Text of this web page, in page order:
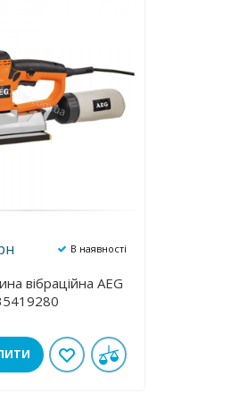
В наявності
вібраційна AEG